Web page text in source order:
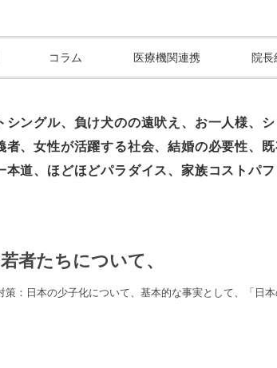
コラム 医療機関連携 院長
ングル、負け犬のの遠吠え、お一人様、シ
、女性が活躍する社会、結婚の必要性、既
道、ほどほどパラダイス、家族コストパ
者たちについて、
：日本の少子化について、基本的な事実として、「日